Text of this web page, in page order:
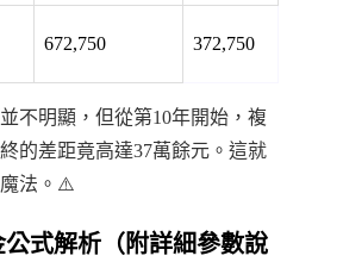
672,750 372,750
不明顯，但從第10年開始，複
的差距竟高達37萬餘元。這就
魔法。⚠️
式解析（附詳細參數說